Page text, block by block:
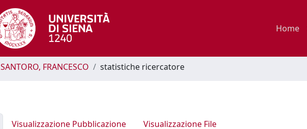
Home
SANTORO, FRANCESCO statistiche ricercatore
Visualizzazione Pubblicazione Visualizzazione File